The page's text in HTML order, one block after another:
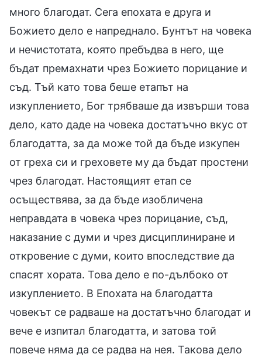
много благодат. Сега епохата е друга и
Божието дело е напреднало. Бунтът на човека
и нечистотата, която пребъдва в него, ще
бъдат премахнати чрез Божието порицание и
съд. Тъй като това беше етапът на
изкуплението, Бог трябваше да извърши това
дело, като даде на човека достатъчно вкус от
благодатта, за да може той да бъде изкупен
от греха си и греховете му да бъдат простени
чрез благодат. Настоящият етап се
осъществява, за да бъде изобличена
неправдата в човека чрез порицание, съд,
наказание с думи и чрез дисциплиниране и
откровение с думи, които впоследствие да
спасят хората. Това дело е по-дълбоко от
изкуплението. В Епохата на благодатта
човекът се радваше на достатъчно благодат и
вече е изпитал благодатта, и затова той
повече няма да се радва на нея. Такова дело